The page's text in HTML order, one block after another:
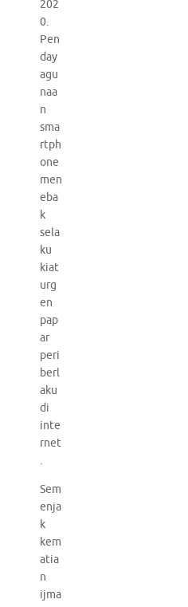
202
0.
Pen
day
agu
naa
n
sma
rtph
one
men
eba
k
sela
ku
kiat
urg
en
pap
ar
peri
berl
aku
di
inte
rnet
.
Sem
enja
k
kem
atia
n
ijma